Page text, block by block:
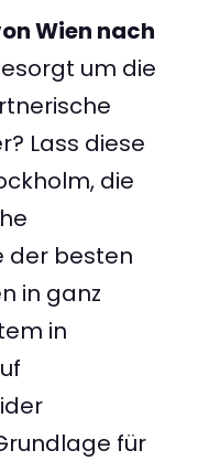
Wien nach
um die
Lass diese
die
der besten
in ganz
in
für